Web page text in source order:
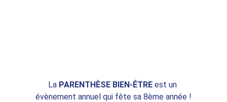
La PARENTHÈSE BIEN-ÊTRE est un
évènement annuel qui fête sa 8ème année !